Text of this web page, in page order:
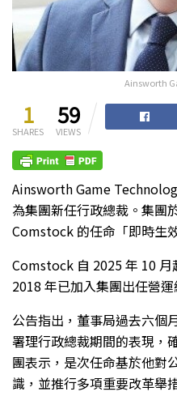
Ainsworth
1
SHARES
59
VIEWS
Ainsworth Game
為集團新任行政總裁。集團
Comstock 的任命「即時生效
Comstock 自 2025 年 10
2018 年已加入集團出任營運
公告指出，董事局過去六個
署理行政總裁期間的表現，
團表示，是次任命基於他對
識，並推行多項重要改革舉